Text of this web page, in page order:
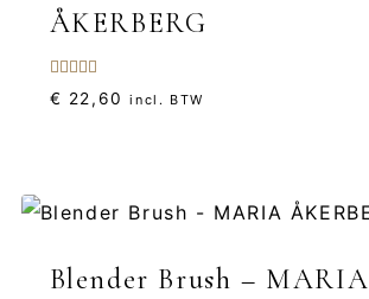
ÅKERBERG
Gewaardeerd
5.00
€ 22,60 incl. BTW
Blender Brush – MARIA